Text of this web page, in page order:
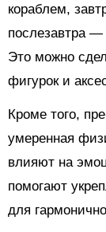
кораблем,
послезавтра
Это можно
фигурок и
Кроме того,
умеренная
влияют на
помогают
для